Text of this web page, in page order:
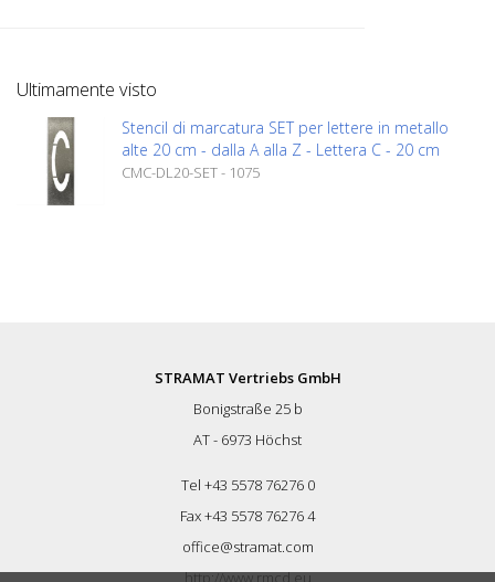
Ultimamente visto
Stencil di marcatura SET per lettere in metallo
alte 20 cm - dalla A alla Z - Lettera C - 20 cm
CMC-DL20-SET - 1075
STRAMAT Vertriebs GmbH
Bonigstraße 25 b
AT - 6973 Höchst
Tel +43 5578 76276 0
Fax +43 5578 76276 4
office@stramat.com
http://www.rmcd.eu